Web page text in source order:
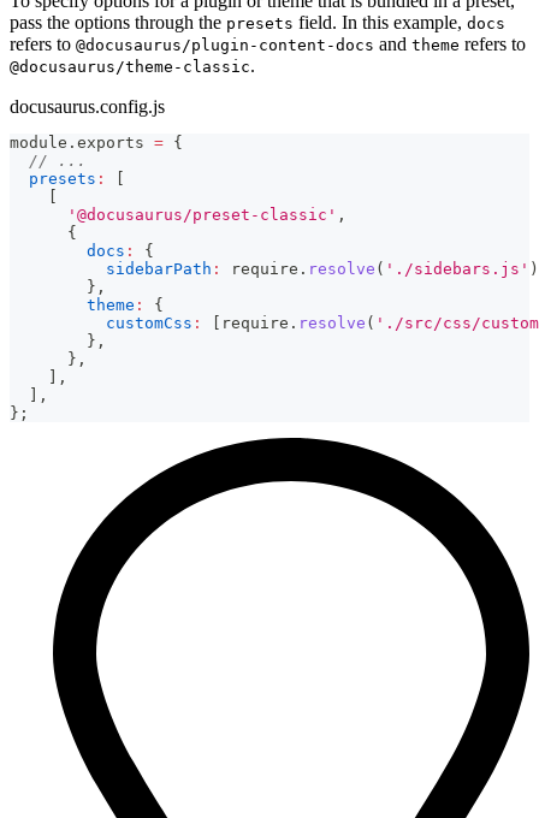
pass the options through the presets field. In this example, docs
refers to @docusaurus/plugin-content-docs and theme refers to
@docusaurus/theme-classic.
docusaurus.config.js
module . exports = {
// ...
presets :
'@docusaurus/preset-classic' ,
{
docs :
{
sidebarPath : require . resolve ( './sidebars.js' )
} ,
theme :
{
customCss : require . resolve ( './src/css/
} ,
} ,
,
,
} ;